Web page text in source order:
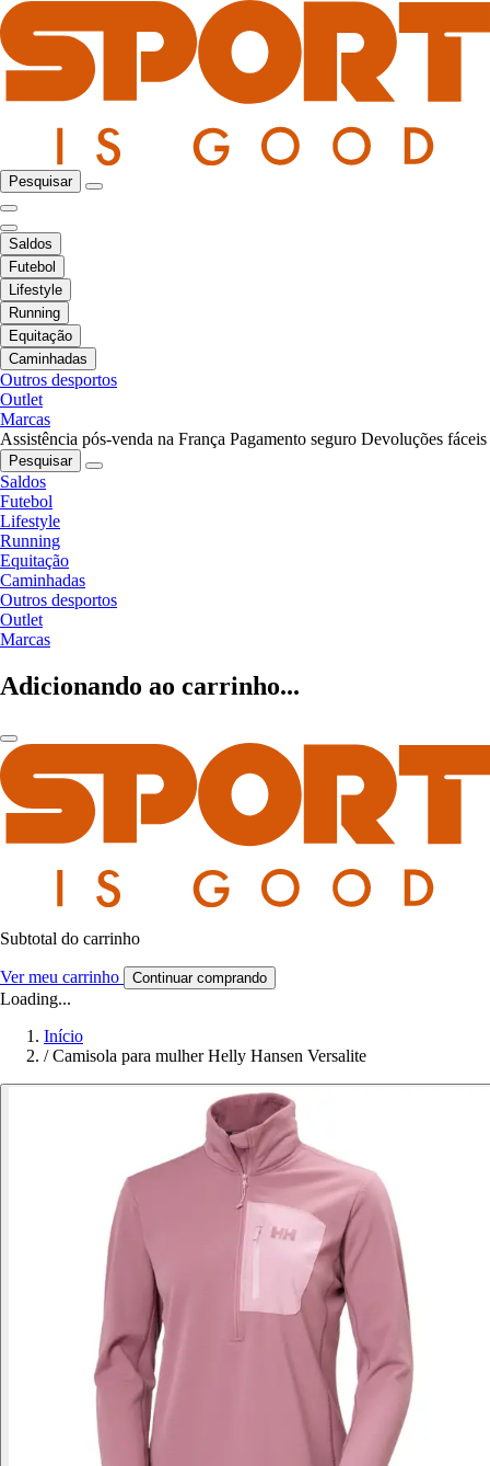
Pesquisar
Saldos
Futebol
Lifestyle
Running
Equitação
Caminhadas
Outros desportos
Outlet
Marcas
Assistência pós-venda na França Pagamento seguro Devoluções fáceis
Pesquisar
Saldos
Futebol
Lifestyle
Running
Equitação
Caminhadas
Outros desportos
Outlet
Marcas
Adicionando ao carrinho...
Subtotal do carrinho
Ver meu carrinho Continuar comprando
Loading...
Início
/ Camisola para mulher Helly Hansen Versalite